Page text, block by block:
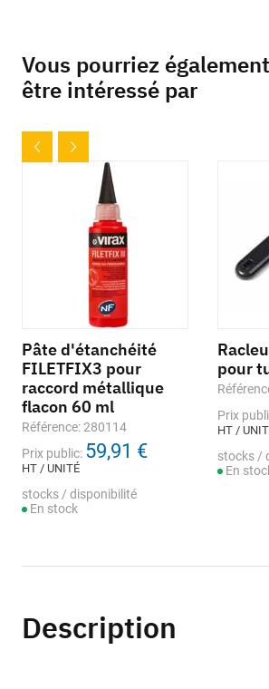
Vous pourriez également
être intéressé par
Pâte d'étanchéité
FILETFIX3 pour
raccord métallique
flacon 60 ml
Référence: 280114
Prix public: 59,91 €
HT / UNITÉ
stocks / disponibilité
En stock
pour
Prix
HT /
stocks /
En
Description